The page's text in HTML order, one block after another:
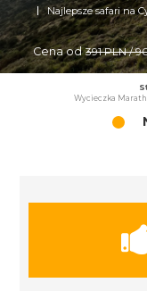
Najlepsze safari na
Cena od 391 PLN /
Wycieczka